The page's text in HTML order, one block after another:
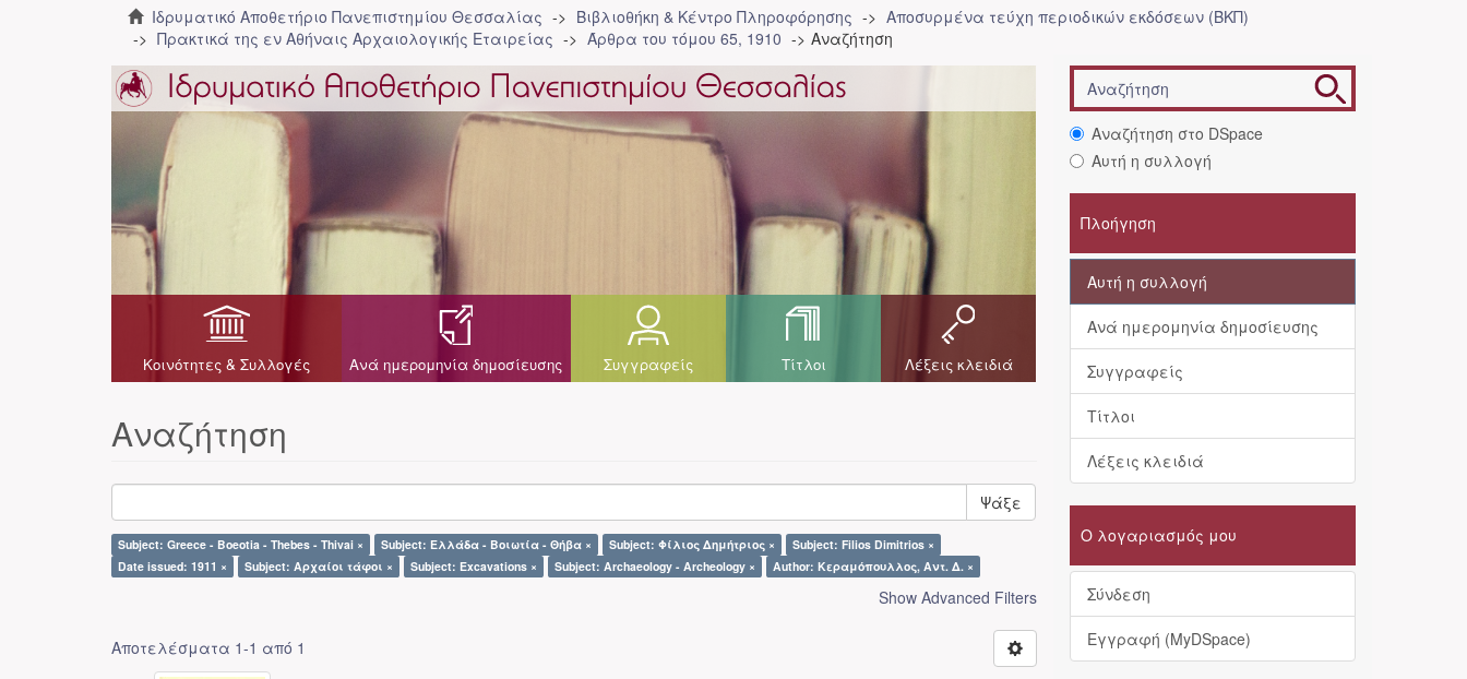
Ιδρυματικό Αποθετήριο Πανεπιστημίου Θεσσαλίας Βιβλιοθήκη & Κέντρο Πληροφόρησης
Αποσυρμένα τεύχη περιοδικών εκδόσεων (ΒΚΠ)
Πρακτικά της εν Αθήναις Αρχαιολογικής Εταιρείας
Άρθρα του τόμου 65, 1910 Αναζήτηση
Κοινότητες & Συλλογές Ανά ημερομηνία δημοσίευσης Συγγραφείς Τίτλοι Λέξεις κλειδιά
Αναζήτηση
Ψάξε
Subject: Greece - Boeotia - Thebes - Thivai × Subject: Ελλάδα - Βοιωτία - Θήβα × Subject: Φίλιος Δημήτριος ×
Subject: Filios Dimitrios ×
Date issued: 1911 ×
Subject: Αρχαίοι τάφοι × Subject: Excavations × Subject: Archaeology - Archeology × Author: Κεραμόπουλλος, Αντ. Δ. ×
Show Advanced Filters
Αποτελέσματα 1-1 από 1
Αναζήτηση στο DSpace
Αυτή η συλλογή
Πλοήγηση
Αυτή η συλλογή
Ανά ημερομηνία δημοσίευσης
Συγγραφείς
Τίτλοι
Λέξεις κλειδιά
Ο λογαριασμός μου
Σύνδεση
Εγγραφή (MyDSpace)